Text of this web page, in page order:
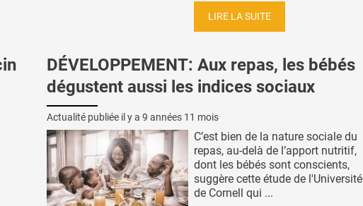
LIRE LA SUITE
DÉVELOPPEMENT: Aux repas, les bébés
dégustent aussi les indices sociaux
Actualité publiée il y a 9 années 11 mois
C’est bien de la nature sociale du
repas, au-delà de l’apport nutritif,
dont les bébés sont conscients,
suggère cette étude de l'Université
de Cornell qui ...